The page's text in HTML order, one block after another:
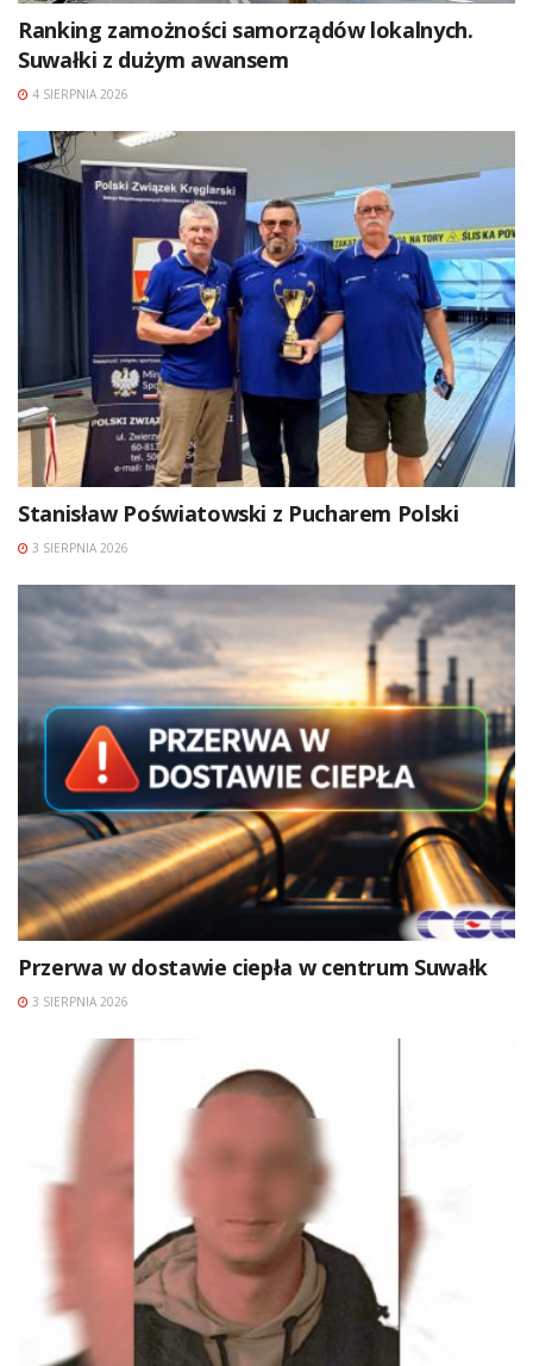
Ranking zamożności samorządów lokalnych.
Suwałki z dużym awansem
4 SIERPNIA 2026
Stanisław Poświatowski z Pucharem Polski
3 SIERPNIA 2026
Przerwa w dostawie ciepła w centrum Suwałk
3 SIERPNIA 2026